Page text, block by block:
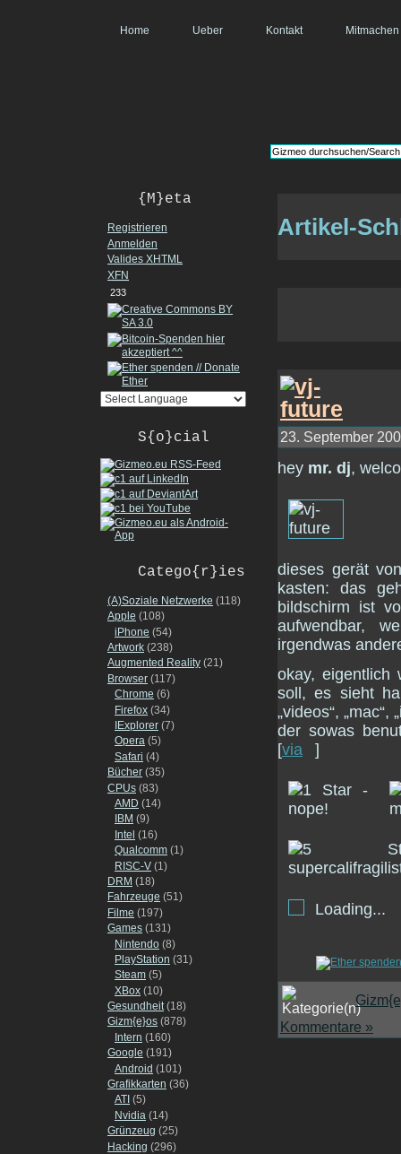
Home Ueber Kontakt Mitmachen
{M}eta
Registrieren
Anmelden
Valides XHTML
XFN
233
S{o}cial
Catego{r}ies
(A)Soziale Netzwerke (118)
Apple (108)
iPhone (54)
Artwork (238)
Augmented Reality (21)
Browser (117)
Chrome (6)
Firefox (34)
IExplorer (7)
Opera (5)
Safari (4)
Bücher (35)
CPUs (83)
AMD (14)
IBM (9)
Intel (16)
Qualcomm (1)
RISC-V (1)
DRM (18)
Fahrzeuge (51)
Filme (197)
Games (131)
Nintendo (8)
PlayStation (31)
Steam (5)
XBox (10)
Gesundheit(18)
Gizm{e}os (878)
Intern (160)
Google (191)
Android (101)
Grafikkarten (36)
ATI (5)
Nvidia (14)
Grünzeug (25)
Hacking (296)
Artikel-
23. September
hey mr. dj,
dieses gerät
kasten: das
bildschirm ist
aufwendbar,
irgendwas
okay,
soll, es sieht
„videos“,
der sowas
[via ]
Loading...
Kommentare »